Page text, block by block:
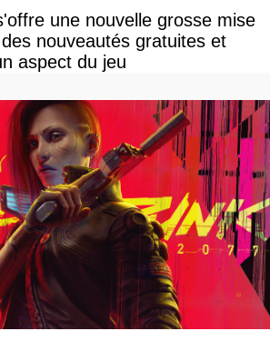
une nouvelle grosse mise
nouveautés gratuites et
aspect du jeu